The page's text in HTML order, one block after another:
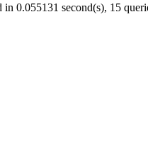
in 0.055131 second(s), 15